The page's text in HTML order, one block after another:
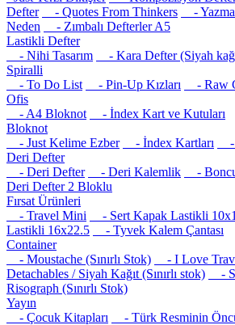
Defter
- Quotes From Thinkers
-
Neden
- Zımbalı Defterler A5
Lastikli Defter
- Nihi Tasarım
- Kara Defter (Siyah
Spiralli
- To Do List
- Pin-Up Kızları
- Raw
Ofis
- A4 Bloknot
- İndex Kart ve Kutuları
Bloknot
- Just Kelime Ezber
- İndex Kartları
-
Deri Defter
- Deri Defter
- Deri Kalemlik -
Deri Defter 2 Bloklu
Fırsat Ürünleri
- Travel Mini
- Sert Kapak Lastikli
Lastikli 16x22.5
- Tyvek Kalem Çantası
Container
- Moustache (Sınırlı Stok)
- I Love
Detachables / Siyah Kağıt (Sınırlı stok)
-
Risograph (Sınırlı Stok)
Yayın
- Çocuk Kitapları
- Türk Resminin